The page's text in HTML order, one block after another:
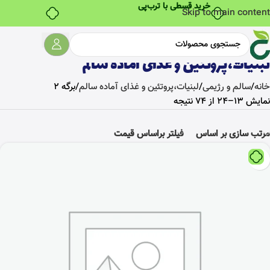
خرید قسطی با ترب‌پیSkip to main content
لبنیات،پروتئین و غذای آماده سالم
خانه سالم و رژیمی لبنیات،پروتئین و غذای آماده سالم برگه 2
نمایش 13–24 از 74 نتیجه
مرتب سازی بر اساس فیلتر براساس قیمت